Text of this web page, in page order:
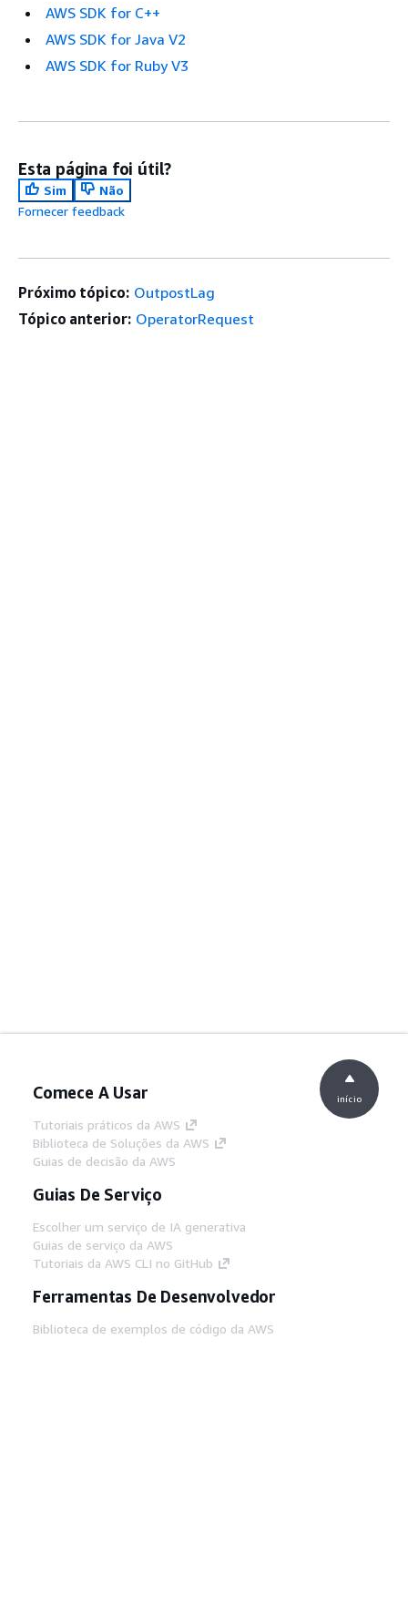
AWS SDK for C++
AWS SDK for Java V2
AWS SDK for Ruby V3
Esta página foi útil?
Sim
Não
Fornecer feedback
Próximo tópico: OutpostLag
Tópico anterior: OperatorRequest
Comece A Usar
Tutoriais práticos da AWS
Biblioteca de Soluções da AWS
Guias de decisão da AWS
Guias De Serviço
Escolher um serviço de IA generativa
Guias de serviço da AWS
Tutoriais da AWS CLI no GitHub
Ferramentas De Desenvolvedor
Biblioteca de exemplos de código da AWS
início